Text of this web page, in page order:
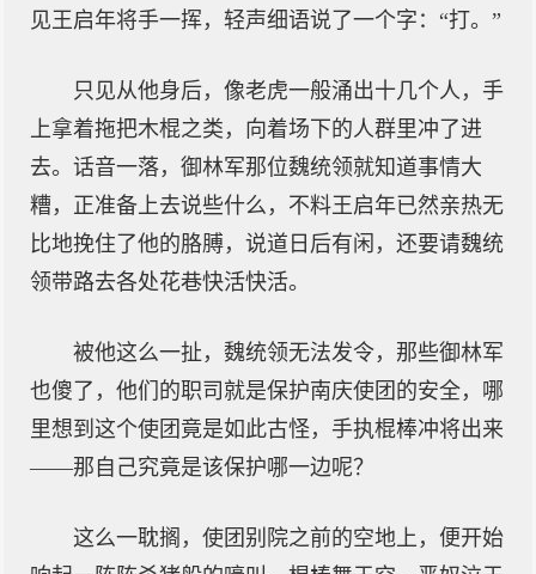
见王启年将手一挥，轻声细语说了一个字：“打。”
只见从他身后，像老虎一般涌出十几个人，手
上拿着拖把木棍之类，向着场下的人群里冲了进
去。话音一落，御林军那位魏统领就知道事情大
糟，正准备上去说些什么，不料王启年已然亲热无
比地挽住了他的胳膊，说道日后有闲，还要请魏统
领带路去各处花巷快活快活。
被他这么一扯，魏统领无法发令，那些御林军
也傻了，他们的职司就是保护南庆使团的安全，哪
里想到这个使团竟是如此古怪，手执棍棒冲将出来
——那自己究竟是该保护哪一边呢？
这么一耽搁，使团别院之前的空地上，便开始